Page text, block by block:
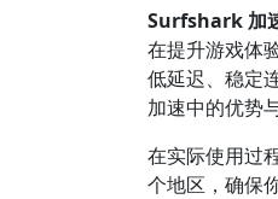
Surfshark 加
在提升游戏体
低延迟、稳定
加速中的优势
在实际使用过
个地区，确保